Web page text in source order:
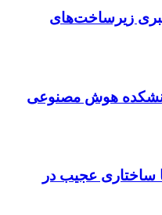
زیرساخت‌های
دانشکده هوش مصنوعی
ساختاری عجیب در